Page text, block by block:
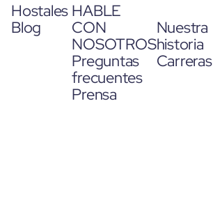
Hostales
Blog
HABLE
CON
NOSOTROS
Preguntas
frecuentes
Prensa
Nuestra
historia
Carreras